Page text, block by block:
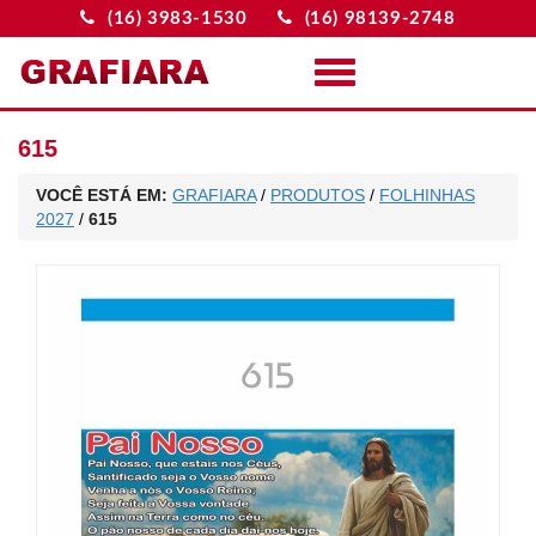
(16) 3983-1530 (16) 98139-2748
Menu
615
VOCÊ ESTÁ EM: GRAFIARA/ PRODUTOS / FOLHINHAS
2027 / 615